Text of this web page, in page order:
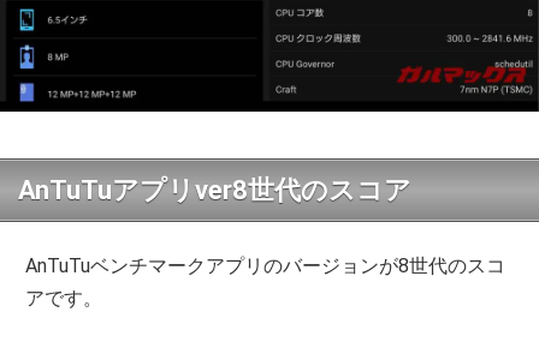
AnTuTuアプリver8世代のスコア
AnTuTuベンチマークアプリのバージョンが8世代のスコ
アです。